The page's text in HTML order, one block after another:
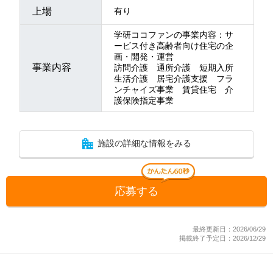
上場 有り
事業内容
学研ココファンの事業内容：サ
ービス付き高齢者向け住宅の企
画・開発・運営
訪問介護 通所介護 短期入所
生活介護 居宅介護支援 フラ
ンチャイズ事業 賃貸住宅 介
護保険指定事業
施設の詳細な情報をみる
応募する
最終更新日：2026/06/29
掲載終了予定日：2026/12/29